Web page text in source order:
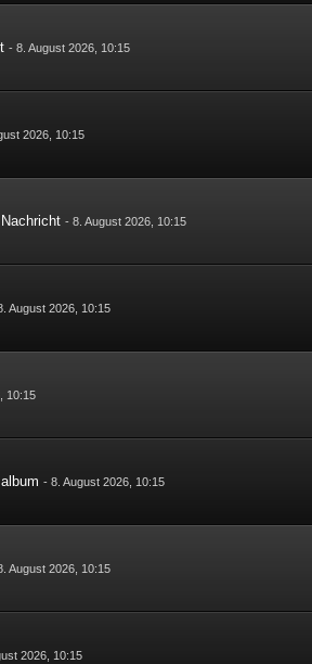
-8. August 2026, 10:15
2026, 10:15
-8. August 2026, 10:15
August 2026, 10:15
10:15
-8. August 2026, 10:15
August 2026, 10:15
2026, 10:15